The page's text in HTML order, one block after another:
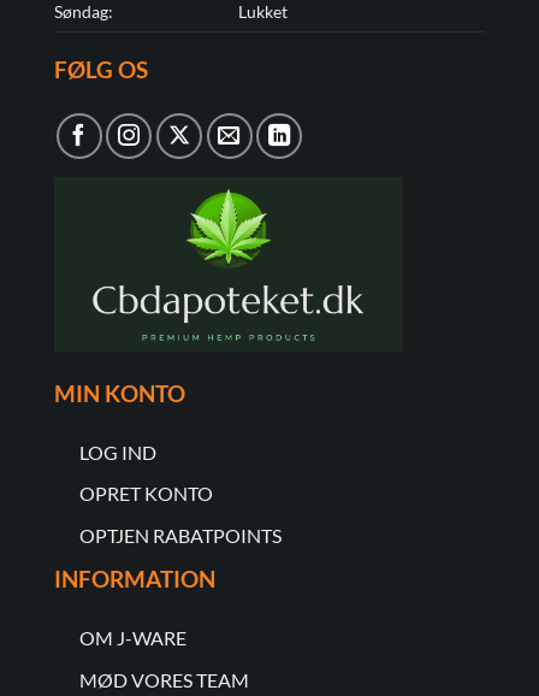
Søndag:
Lukket
FØLG OS
MIN KONTO
LOG IND
OPRET KONTO
OPTJEN RABATPOINTS
INFORMATION
OM J-WARE
MØD VORES TEAM